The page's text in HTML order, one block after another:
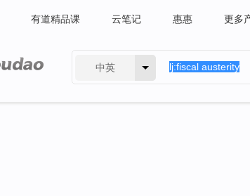
有道精品课 云笔记 惠惠 更多
中英